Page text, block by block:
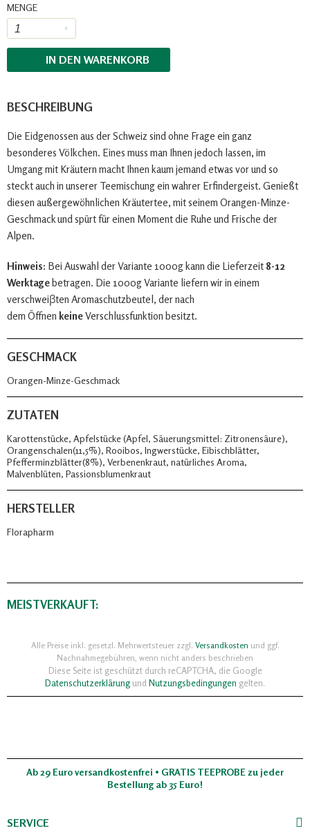
MENGE
IN DEN WARENKORB
BESCHREIBUNG
Die Eidgenossen aus der Schweiz sind ohne Frage ein ganz
besonderes Völkchen. Eines muss man Ihnen jedoch lassen, im
Umgang mit Kräutern macht Ihnen kaum jemand etwas vor und so
steckt auch in unserer Teemischung ein wahrer Erfindergeist. Genießt
diesen außergewöhnlichen Kräutertee, mit seinem Orangen-Minze-
Geschmack und spürt für einen Moment die Ruhe und Frische der
Alpen.
Hinweis: Bei Auswahl der Variante 1000g kann die Lieferzeit 8-12
Werktagebetragen. Die 1000g Variante liefern wir in einem
verschweiβten Aromaschutzbeutel, der nach
dem Öffnen keineVerschlussfunktion besitzt.
GESCHMACK
Orangen-Minze-Geschmack
ZUTATEN
Karottenstücke, Apfelstücke (Apfel, Säuerungsmittel: Zitronensäure),
Orangenschalen(11,5%), Rooibos, Ingwerstücke, Eibischblätter,
Pfefferminzblätter(8%), Verbenenkraut, natürliches Aroma,
Malvenblüten, Passionsblumenkraut
HERSTELLER
Florapharm
MEISTVERKAUFT:
Alle Preise inkl. gesetzl. Mehrwertsteuer zzgl. Versandkosten und ggf.
Nachnahmegebühren, wenn nicht anders beschrieben
Diese Seite ist geschützt durch reCAPTCHA, die Google
Datenschutzerklärungund Nutzungsbedingungen gelten.
Ab 29 Euro versandkostenfrei • GRATIS TEEPROBE zu jeder
Bestellung ab 35 Euro!
SERVICE